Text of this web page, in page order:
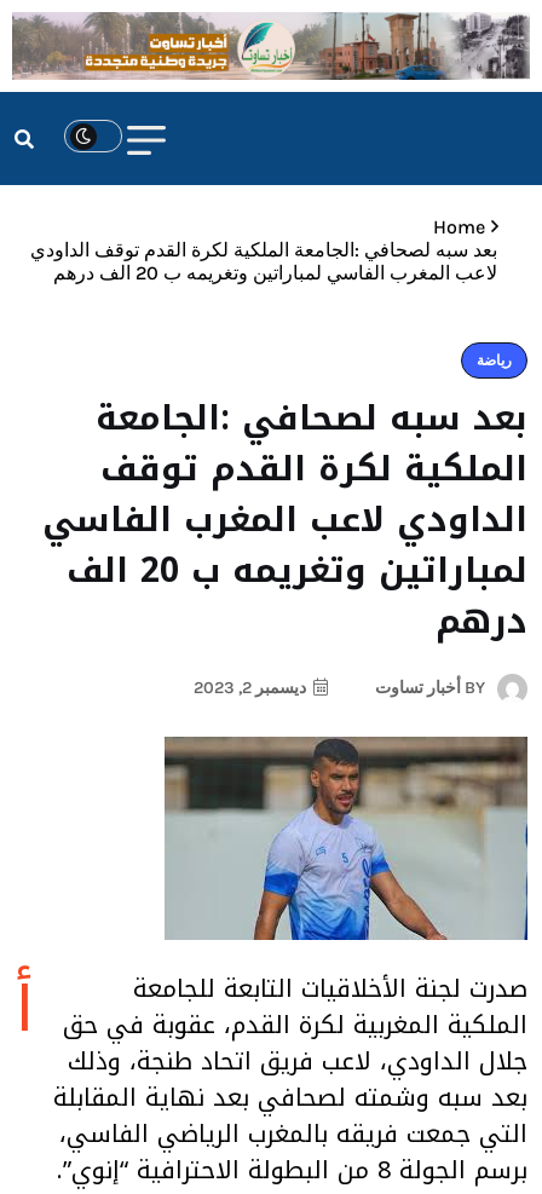
Home
بعد سبه لصحافي :الجامعة الملكية لكرة القدم توقف الداودي
لاعب المغرب الفاسي لمباراتين وتغريمه ب 20 الف درهم
رياضة
بعد سبه لصحافي :الجامعة
الملكية لكرة القدم توقف
الداودي لاعب المغرب الفاسي
لمباراتين وتغريمه ب 20 الف
درهم
BY أخبار تساوت ديسمبر 2, 2023
أ صدرت لجنة الأخلاقيات التابعة للجامعة
الملكية المغربية لكرة القدم، عقوبة في حق
جلال الداودي، لاعب فريق اتحاد طنجة، وذلك
بعد سبه وشمته لصحافي بعد نهاية المقابلة
التي جمعت فريقه بالمغرب الرياضي الفاسي،
برسم الجولة 8 من البطولة الاحترافية “إنوي”.